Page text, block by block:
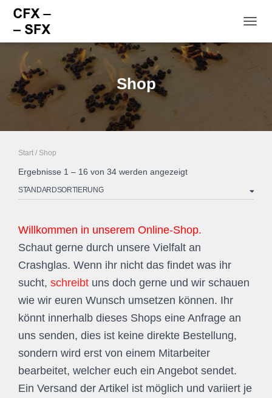
Shop
Start / Shop
Ergebnisse 1 – 16 von 34 werden angezeigt
Willkommen in unserem Online-Shop.
Schaut gerne durch unsere Vielfalt an
Crashglas. Wenn ihr nicht das findet was ihr
sucht, schreibt uns doch gerne und wir schauen
wie wir euren Wunsch umsetzen können. Ihr
könnt innerhalb dieses Shops eine Anfrage an
uns senden, dies ist keine direkte Bestellung,
sondern wird erst von einem Mitarbeiter
bearbeitet, welcher euch ein Angebot sendet.
Ein Versand der Artikel ist möglich und variiert je